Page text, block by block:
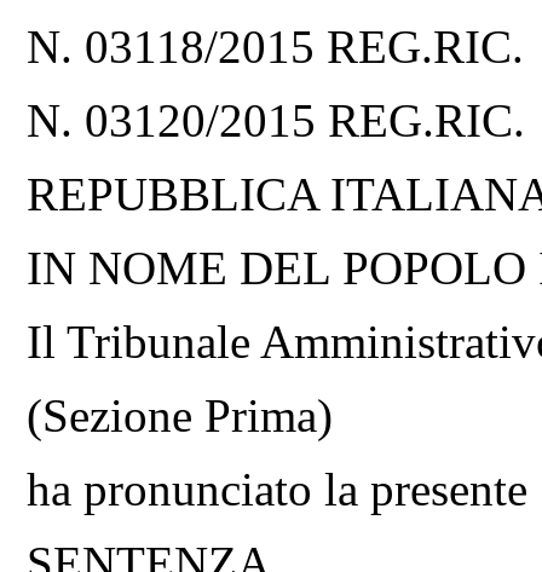
N. 03118/2015 REG.RIC.
N. 03120/2015 REG.RIC.
REPUBBLICA
IN NOME DEL
Il Tribunale
(Sezione Prima)
ha pronunciato la presente